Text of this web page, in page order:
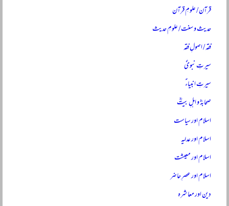
قرآن / علومِ قرآن
حدیث و سنت / علومِ حدیث
فقہ / اصولِ فقہ
سیرتِ نبویؐ
سیرتِ انبیاءؑ
صحابہؓ و اہلِ بیتؓ
اسلام اور سیاست
اسلام اور عدلیہ
اسلام اور معیشت
اسلام اور عصرِ حاضر
دین اور معاشرہ